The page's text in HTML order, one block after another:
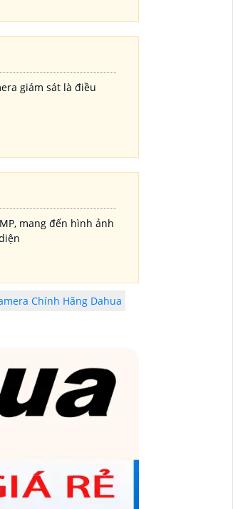
giám sát là điều
mang đến hình ảnh
Chính Hãng Dahua